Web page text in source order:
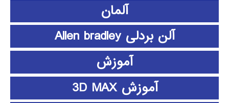
آلمان
آلن بردلی Allen bradley
آموزش
آموزش 3D MAX